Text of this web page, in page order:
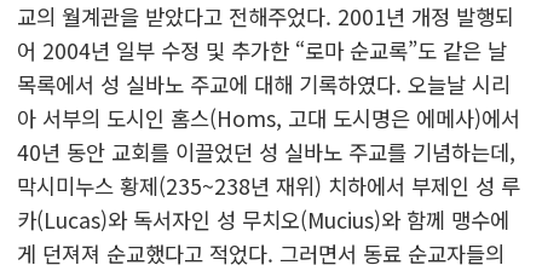
교의 월계관을 받았다고 전해주었다. 2001년 개정 발행되
어 2004년 일부 수정 및 추가한 “로마 순교록”도 같은 날
목록에서 성 실바노 주교에 대해 기록하였다. 오늘날 시리
아 서부의 도시인 홈스(Homs, 고대 도시명은 에메사)에서
40년 동안 교회를 이끌었던 성 실바노 주교를 기념하는데,
막시미누스 황제(235~238년 재위) 치하에서 부제인 성 루
카(Lucas)와 독서자인 성 무치오(Mucius)와 함께 맹수에
게 던져져 순교했다고 적었다. 그러면서 동료 순교자들의